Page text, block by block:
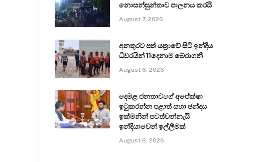
නොසන්සුන්තාව පාලනය කරයි
August 7, 2026
අනතුරට පත් යත්‍රාවේ සිටි ඉන්දීය
ධීවරයින් 11දෙනාම බේරාගනී
August 6, 2026
දෙමළ ජනතාවගේ අපේක්ෂා
ඉටුකරන්න පළාත් සභා ඡන්දය
ඉක්මනින් පවත්වන්නැයි
ඉන්දියාවෙන් ඉල්ලීමක්
August 6, 2026